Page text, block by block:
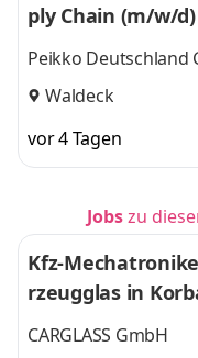
ply Chain (m/w/d)
Peikko Deutschland
Waldeck
vor 4 Tagen
Jobszu
Kfz-
rzeugglas in
- 3010
CARGLASS GmbH